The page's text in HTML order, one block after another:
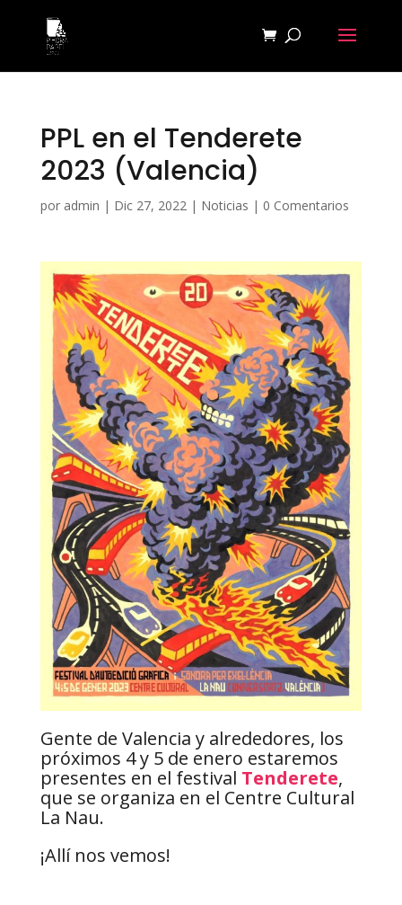
PPL en el Tenderete
2023 (Valencia)
por admin | Dic 27, 2022| Noticias | 0 Comentarios
Gente de Valencia y alrededores, los
próximos 4 y 5 de enero estaremos
presentes en el festival Tenderete,
que se organiza en el Centre Cultural
La Nau.
¡Allí nos vemos!